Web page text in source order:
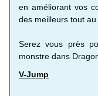
en améliorant vos
des meilleurs tout
Serez vous près
monstre dans
V-Jump